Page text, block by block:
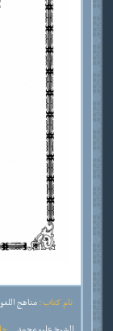
نام کتاب :مناهج